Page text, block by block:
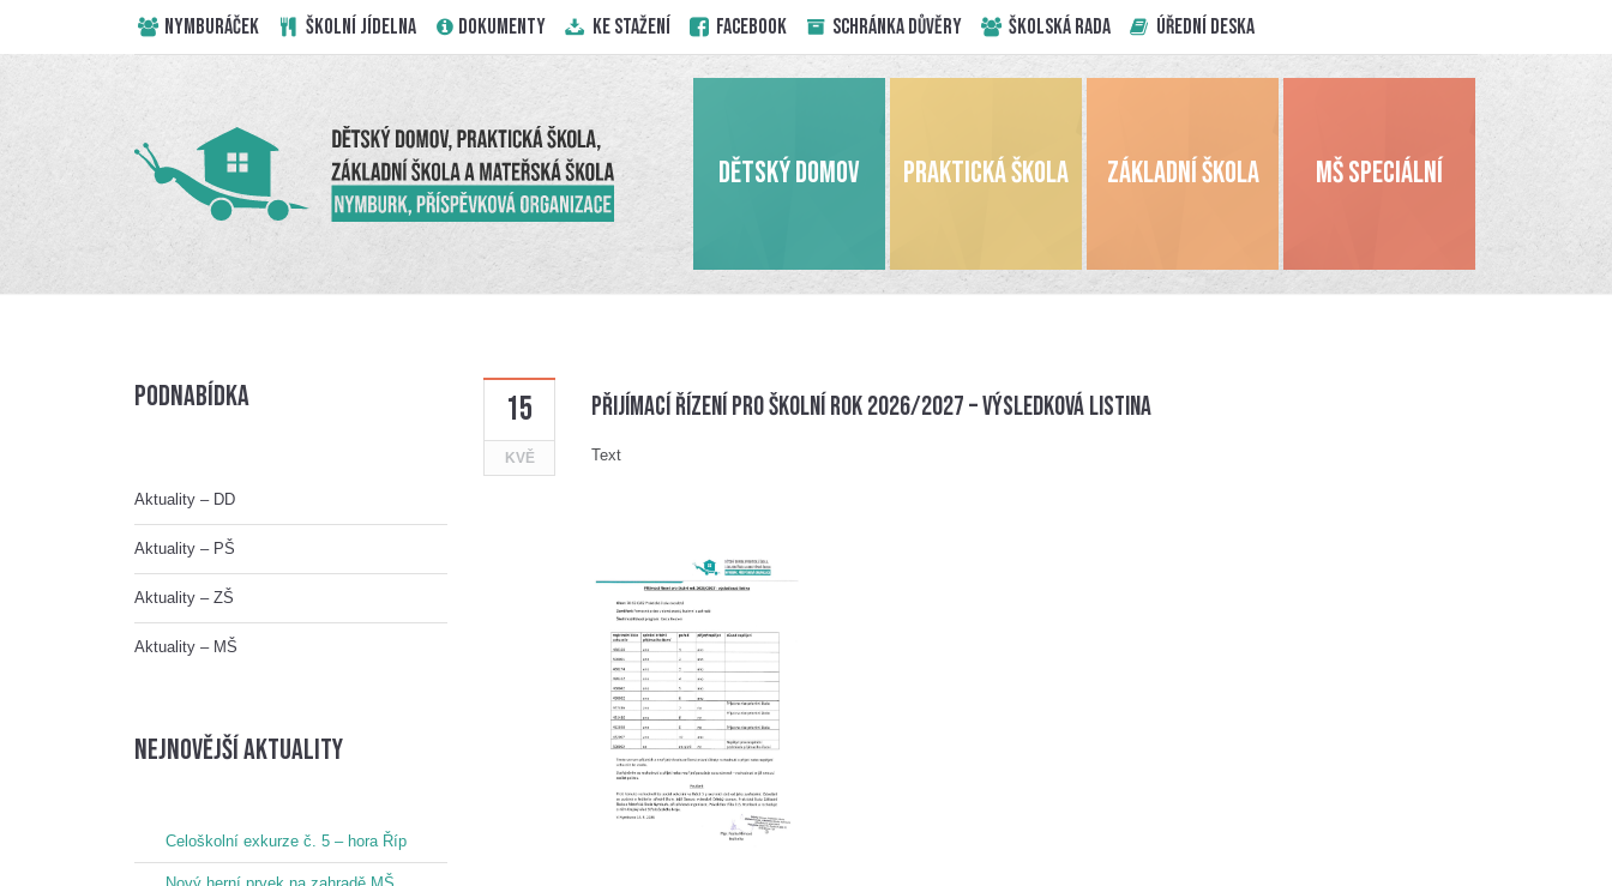
NYMBURÁČEK ŠKOLNÍ JÍDELNA DOKUMENTY KE STAŽENÍ Facebook Schránka důvěry ŠKOLSKÁ RADA ÚŘEDNÍ DESKA
DĚTSKÝ DOMOV PRAKTICKÁ ŠKOLA ZÁKLADNÍ ŠKOLA MŠ SPECIÁLNÍ
15
KVĚ
Přijímací řízení pro školní rok 2026/2027 – výsledková listina
Text
Podnabídka
Aktuality – DD
Aktuality – PŠ
Aktuality – ZŠ
Aktuality – MŠ
nejnovější aktuality
Celoškolní exkurze č. 5 – hora Říp